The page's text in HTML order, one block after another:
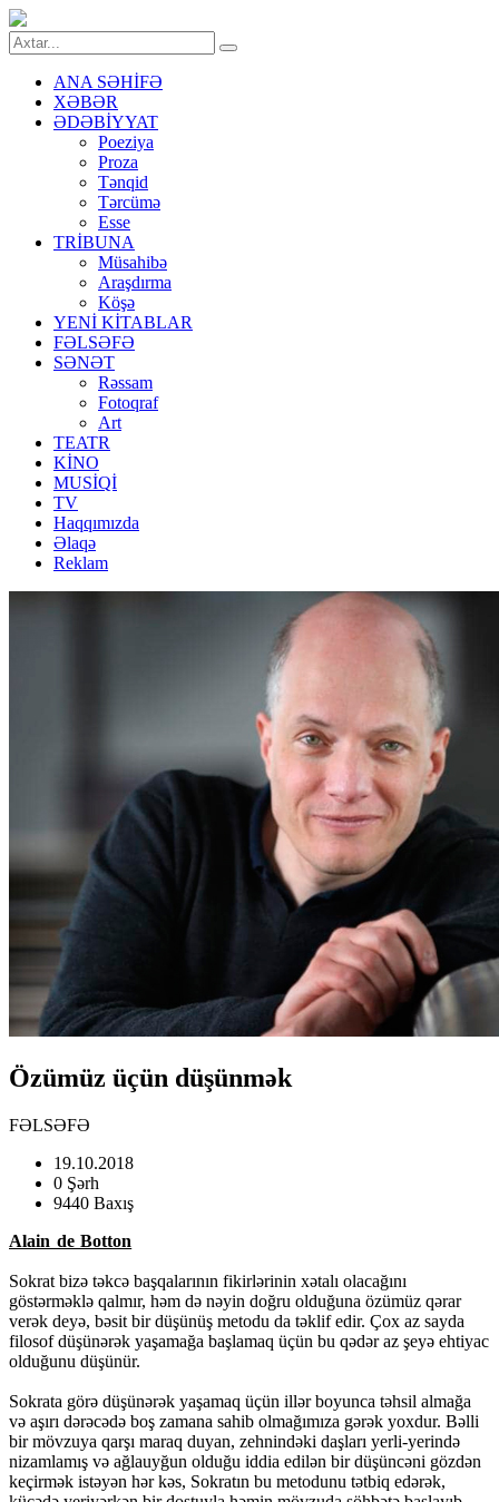
ANA SƏHİFƏ
XƏBƏR
ƏDƏBİYYAT
Poeziya
Proza
Tənqid
Tərcümə
Esse
TRİBUNA
Müsahibə
Araşdırma
Köşə
YENİ KİTABLAR
FƏLSƏFƏ
SƏNƏT
Rəssam
Fotoqraf
Art
TEATR
KİNO
MUSİQİ
TV
Haqqımızda
Əlaqə
Reklam
Özümüz üçün düşünmək
FƏLSƏFƏ
19.10.2018
0 Şərh
9440 Baxış
Alain de Botton
Sokrat bizə təkcə başqalarının fikirlərinin xətalı olacağını
göstərməklə qalmır, həm də nəyin doğru olduğuna özümüz qərar
verək deyə, bəsit bir düşünüş metodu da təklif edir. Çox az sayda
filosof düşünərək yaşamağa başlamaq üçün bu qədər az şeyə ehtiyac
olduğunu düşünür.
Sokrata görə düşünərək yaşamaq üçün illər boyunca təhsil almağa
və aşırı dərəcədə boş zamana sahib olmağımıza gərək yoxdur. Bəlli
bir mövzuya qarşı maraq duyan, zehnindəki daşları yerli-yerində
nizamlamış və ağlauyğun olduğu iddia edilən bir düşüncəni gözdən
keçirmək istəyən hər kəs, Sokratın bu metodunu tətbiq edərək,